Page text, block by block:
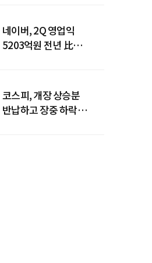
네이버, 2Q 영업익
5203억원 전년 比
코스피, 개장 상승분
반납하고 장중 하락